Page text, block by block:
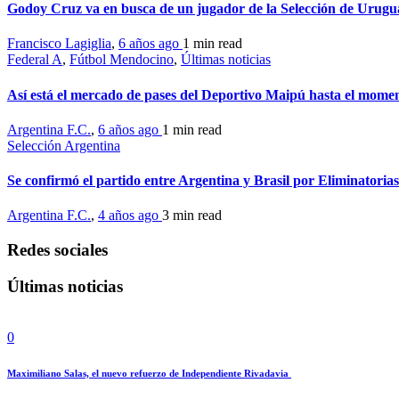
Godoy Cruz va en busca de un jugador de la Selección de
Francisco Lagiglia, 6 años ago 1 min read
Federal A, Fútbol Mendocino, Últimas noticias
Así está el mercado de pases del Deportivo Maipú hasta el
Argentina F.C., 6 años ago 1 min read
Selección Argentina
Se confirmó el partido entre Argentina y Brasil por Eliminatorias
Argentina F.C., 4 años ago 3 min read
Redes sociales
Últimas noticias
0
Maximiliano Salas, el nuevo refuerzo de Independiente Rivadavia